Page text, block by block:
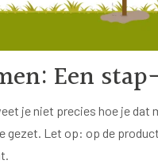
Een
je niet precies hoe je dat
Let op: op de